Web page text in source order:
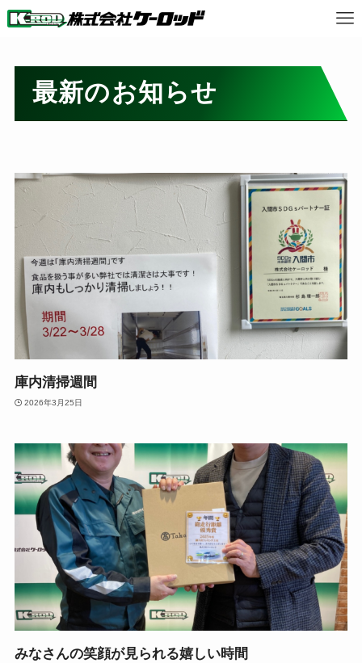
庫内清掃週間
2026年3月25日
みなさんの笑顔が見られる嬉しい時間